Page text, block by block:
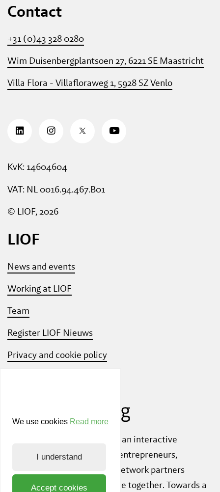
We use cookies Read more
I understand
Accept cookies
Contact
+31 (0)43 328 0280
Wim Duisenbergplantsoen 27, 6221 SE Maastricht
Villa Flora - Villafloraweg 1, 5928 SZ Venlo
KvK: 14604604
VAT: NL 0016.94.467.B01
© LIOF, 2026
LIOF
News and events
Working at LIOF
Team
Register LIOF Nieuws
Privacy and cookie policy
, an interactive
community platform where entrepreneurs,
knowledge institutions and network partners
inspire each other to innovate together. Towards a